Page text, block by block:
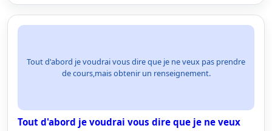
Tout d'abord je voudrai vous dire que je ne veux pas prendre
de cours,mais obtenir un renseignement.
Tout d'abord je voudrai vous dire que je ne veux